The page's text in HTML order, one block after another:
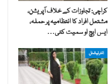
کراچی: تجاوزات کے خلاف آپریشن،
مشتعل افراد کا انتظامیہ پر حملہ،
ایس ایچ او سمیت کئی…
انٹرنیشنل